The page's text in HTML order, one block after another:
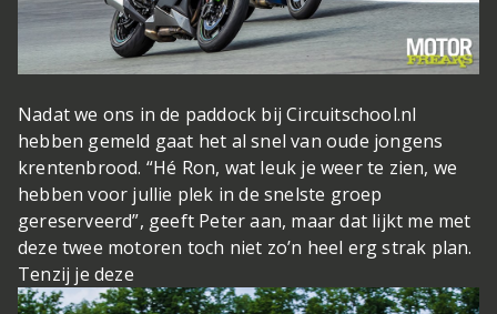
Nadat we ons in de paddock bij Circuitschool.nl
hebben gemeld gaat het al snel van oude jongens
krentenbrood. “Hé Ron, wat leuk je weer te zien, we
hebben voor jullie plek in de snelste groep
gereserveerd”, geeft Peter aan, maar dat lijkt me met
deze twee motoren toch niet zo’n heel erg strak plan.
Tenzij je deze